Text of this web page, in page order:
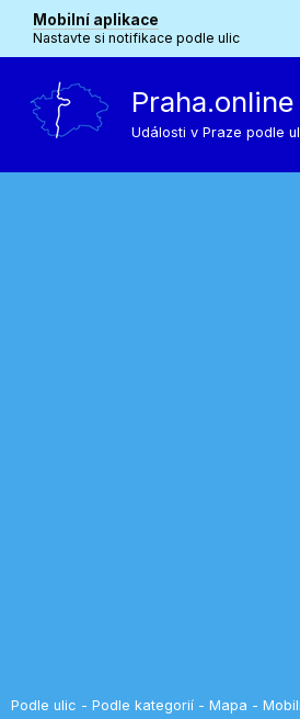
Mobilní aplikace
Nastavte si notifikace podle ulic
Praha.online
Události v Praze podle
Podle ulic - Podle kategorií - Mapa -